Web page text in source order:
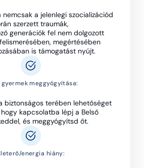
a jelenlegi szocializációd
szerzett traumák,
generációk fel nem dolgozott
megértésében
is támogatást nyújt.
gyermek meggyógyítása:
biztonságos terében lehetőséget
kapcsolatba lépj a Belső
és meggyógyítsd őt.
energia hiány: